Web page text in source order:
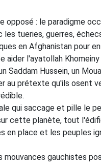
opposé : le paradigme
tueries, guerres,
en Afghanistan pour
aider l'ayatollah
Hussein, un
au prétexte qu'ils osent
qui saccage et pille le
cette planète, tout
en place et les peuples
mouvances gauchistes